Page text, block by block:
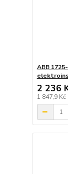
ABB
2 236
1 847,9 Kč